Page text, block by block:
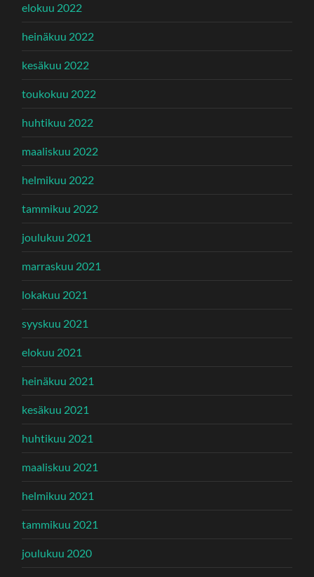
elokuu 2022
heinäkuu 2022
kesäkuu 2022
toukokuu 2022
huhtikuu 2022
maaliskuu 2022
helmikuu 2022
tammikuu 2022
joulukuu 2021
marraskuu 2021
lokakuu 2021
syyskuu 2021
elokuu 2021
heinäkuu 2021
kesäkuu 2021
huhtikuu 2021
maaliskuu 2021
helmikuu 2021
tammikuu 2021
joulukuu 2020